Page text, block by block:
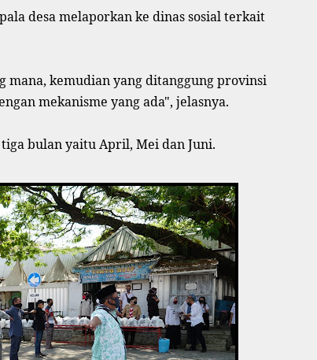
desa melaporkan ke dinas sosial terkait
mana, kemudian yang ditanggung provinsi
mekanisme yang ada", jelasnya.
bulan yaitu April, Mei dan Juni.